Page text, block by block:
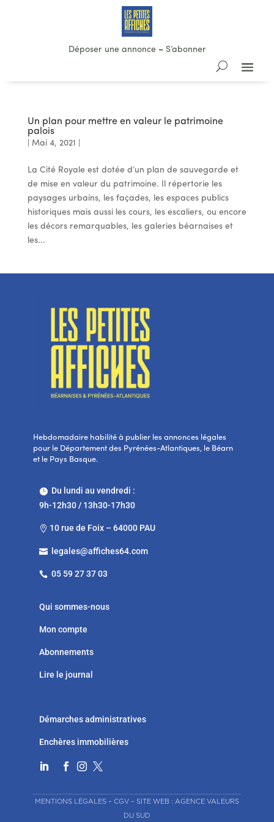
Déposer une annonce– S’abonner
Un plan pour mettre en valeur le patrimoine
palois
Mai 4, 2021
La Cité Royale est dotée d’un plan de sauvegarde et
de mise en valeur du patrimoine. Il répertorie les
paysages urbains, les façades, les espaces publics
historiques mais aussi les cours, les escaliers, ou encore
les décors remarquables, les galeries béarnaises et
les...
Hebdomadaire habilité à publier les annonces légales
pour le Département des Pyrénées-Atlantiques, le Béarn
et le Pays Basque.
Du lundi au vendredi :
9h-12h30 / 13h30-17h30
 10 rue de Foix – 64000 PAU
 legales@affiches64.com
 05 59 27 37 03
Qui sommes-nous
Mon compte
Abonnements
Lire le journal
Démarches administratives
Enchères immobilières
   
MENTIONS LÉGALES– CGV– SITE WEB : AGENCE VALEURS
DU SUD